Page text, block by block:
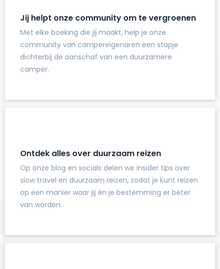
Jij helpt onze community om te vergroenen
Met elke boeking die jij maakt, help je onze
community van campereigenaren een stapje
dichterbij de aanschaf van een duurzamere
camper.
Ontdek alles over duurzaam reizen
Op onze blog en socials delen we insider tips over
slow travel en duurzaam reizen, zodat je kunt reizen
op een manier waar jij én je bestemming er beter
van worden.